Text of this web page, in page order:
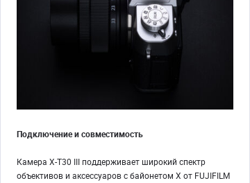
Подключение и совместимость
Камера X-T30 III поддерживает широкий спектр
объективов и аксессуаров с байонетом X от FUJIFILM